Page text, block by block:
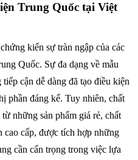
Trung Quốc tại Việt
kiến sự tràn ngập của các
Quốc. Sự đa dạng về mẫu
cận dễ dàng đã tạo điều kiện
phần đáng kể. Tuy nhiên, chất
những sản phẩm giá rẻ, chất
cao cấp, được tích hợp những
cần cẩn trọng trong việc lựa